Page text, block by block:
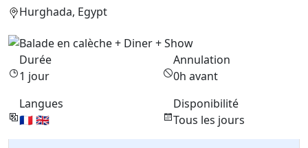
Hurghada, Egypt
Durée
1 jour
Annulation
0h avant
Langues
🇫🇷 🇬🇧
Disponibilité
Tous les jours